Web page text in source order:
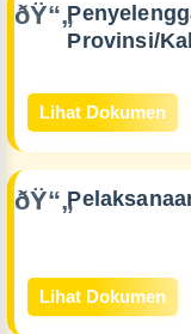
Provinsi/
Lihat Dokumen
Lihat Dokumen